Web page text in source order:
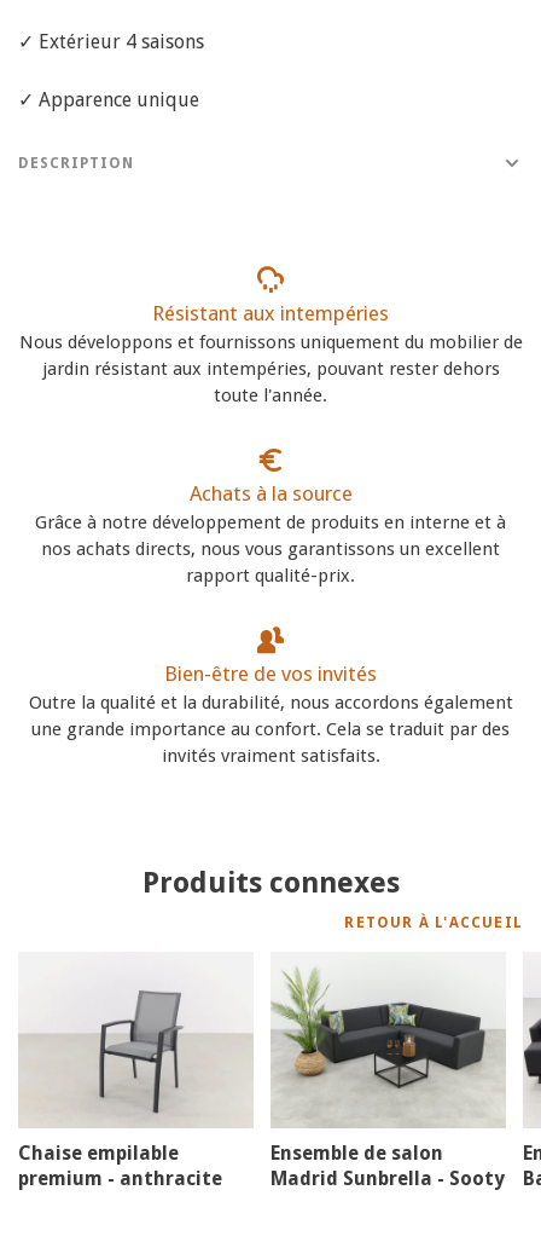
✓ Extérieur 4 saisons
✓ Apparence unique
DESCRIPTION
Résistant aux intempéries
Nous développons et fournissons uniquement du mobilier de
jardin résistant aux intempéries, pouvant rester dehors
toute l'année.
Achats à la source
Grâce à notre développement de produits en interne et à
nos achats directs, nous vous garantissons un excellent
rapport qualité-prix.
Bien-être de vos invités
Outre la qualité et la durabilité, nous accordons également
une grande importance au confort. Cela se traduit par des
invités vraiment satisfaits.
Produits connexes
RETOUR À L'ACCUEIL
Chaise empilable
premium - anthracite
Ensemble de salon
Madrid Sunbrella - Sooty